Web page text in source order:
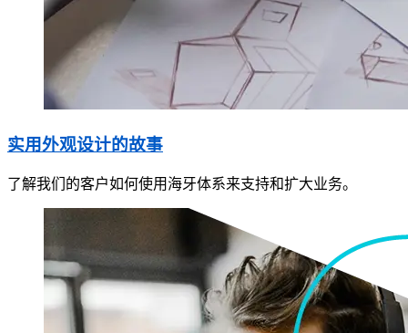
实用外观设计的故事
了解我们的客户如何使用海牙体系来支持和扩大业务。